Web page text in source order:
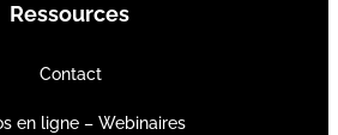
Ressources
Contact
en ligne – Webinaires